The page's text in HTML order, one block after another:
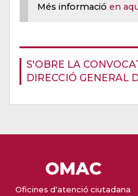
S'OBRE LA
DIRECCIÓ GENERAL
Més informació en
OMAC
Oficines d'atenció ciutadana